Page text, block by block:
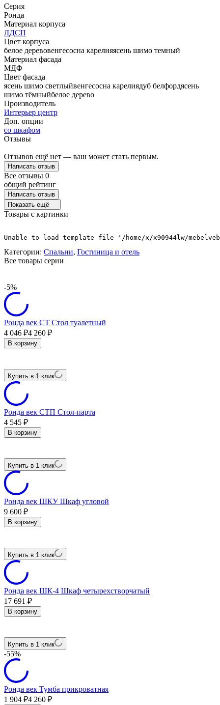
Серия
Ронда
Материал корпуса
ЛДСП
Цвет корпуса
белое деревовенгесосна карелияясень шимо темный
Материал фасада
МДФ
Цвет фасада
ясень шимо светлыйвенгесосна карелиядуб белфордясень
шимо тёмныйбелое дерево
Производитель
Интерьер центр
Доп. опции
со шкафом
Отзывы
Отзывов ещё нет — ваш может стать первым.
Написать отзыв
Все отзывы 0
общий рейтинг
Написать отзыв
Показать ещё
Товары с картинки
Unable to load template file '/home/x/x90944lw/
Категории: Спальни, Гостиница и отель
Все товары серии
-5%
Ронда век СТ Стол туалетный
4 046 ₽4 260 ₽
В корзину
Купить в 1 клик
Ронда век СТП Стол-парта
4 545 ₽
В корзину
Купить в 1 клик
Ронда век ШКУ Шкаф угловой
9 600 ₽
В корзину
Купить в 1 клик
Ронда век ШК-4 Шкаф четырехстворчатый
17 691 ₽
В корзину
Купить в 1 клик
-55%
Ронда век Тумба прикроватная
1 904 ₽4 260 ₽